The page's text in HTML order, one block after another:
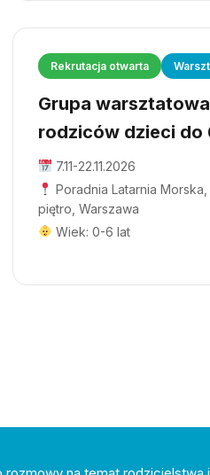
Rekrutacja otwarta
Grupa
rodziców dzieci do
7.11-22.11.2026
Poradnia Latarnia
piętro, Warszawa
Wiek: 0-6 lat